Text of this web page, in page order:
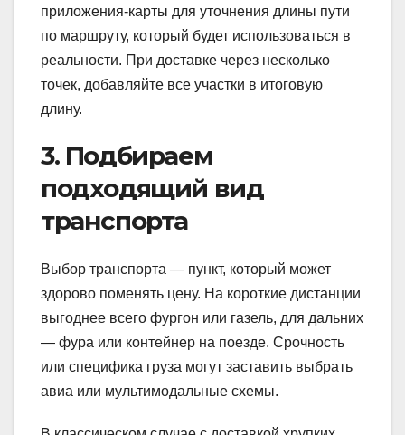
приложения-карты для уточнения длины пути
по маршруту, который будет использоваться в
реальности. При доставке через несколько
точек, добавляйте все участки в итоговую
длину.
3. Подбираем
подходящий вид
транспорта
Выбор транспорта — пункт, который может
здорово поменять цену. На короткие дистанции
выгоднее всего фургон или газель, для дальних
— фура или контейнер на поезде. Срочность
или специфика груза могут заставить выбрать
авиа или мультимодальные схемы.